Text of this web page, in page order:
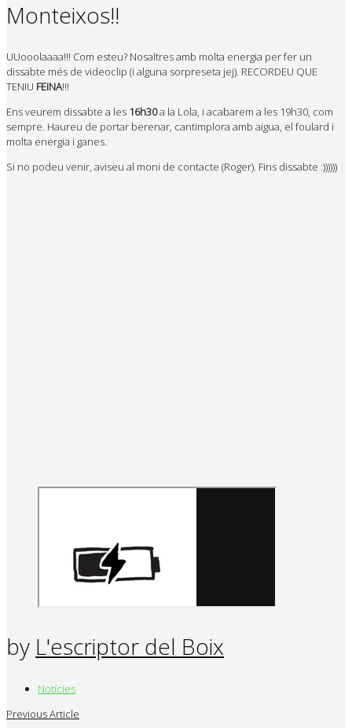
Monteixos!!
UUooolaaaa!!! Com esteu? Nosaltres amb molta energia per fer un
dissabte més de videoclip (i alguna sorpreseta jej). RECORDEU QUE
TENIU FEINA!!!
Ens veurem dissabte a les 16h30a la Lola, i acabarem a les 19h30, com
sempre. Haureu de portar berenar, cantimplora amb aigua, el foulard i
molta energia i ganes.
Si no podeu venir, aviseu al moni de contacte (Roger). Fins dissabte :))))))
by L'escriptor del Boix
Notícies
Previous Article